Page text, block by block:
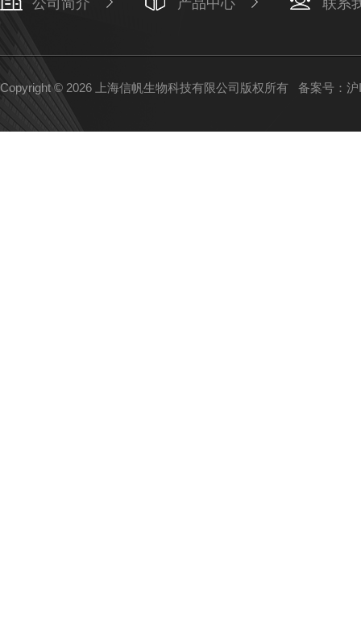
公司简介 产品中心 联系
Copyright © 2026 上海信帆生物科技有限公司版权所有 备案号：